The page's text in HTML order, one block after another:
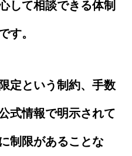
して相談できる体制
す。
定という制約、手数
式情報で明示されて
制限があることな